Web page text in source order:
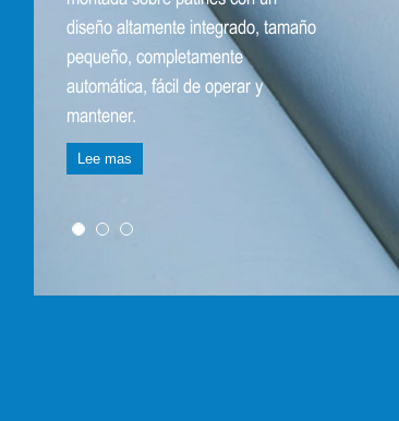
diseño altamente integrado, tamaño
pequeño, completamente
automática, fácil de operar y
mantener.
Lee mas